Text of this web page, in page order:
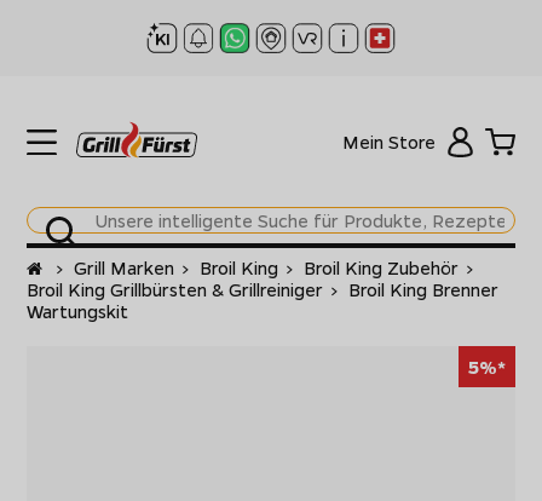
Mein Store
Startseite
> Grill Marken > Broil King > Broil King Zubehör >
Broil King Grillbürsten & Grillreiniger > Broil King Brenner
Wartungskit
5%*